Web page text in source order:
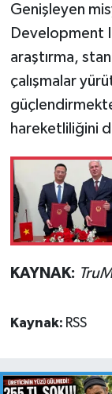
Genişleyen
Development
araştırma,
çalışmalar
hareketliliğini
KAYNAK:
Kaynak: RSS